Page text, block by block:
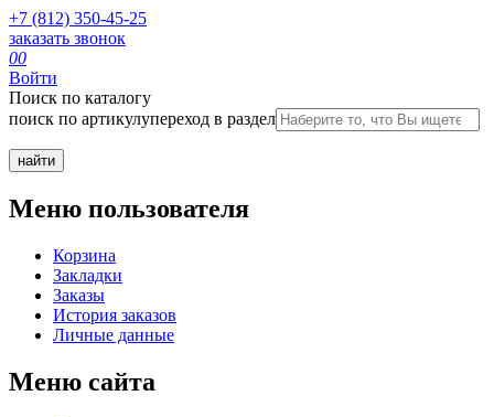
+7 (812) 350-45-25
заказать звонок
00
Войти
Поиск по каталогу
поиск по артикулупереход в раздел
Меню пользователя
Корзина
Закладки
Заказы
История заказов
Личные данные
Меню сайта